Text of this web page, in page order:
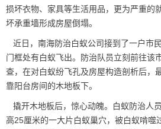
损坏衣物、家具等生活用品，更为严重的
坏承重墙形成房屋倒塌。
近日，南海防治白蚁公司接到了一户市
门框处有白蚁飞出。防治队员立刻前往该
查，在对白蚁纷飞孔及房屋构造剖析后，
靠阳台房间的木地板下。
撬开木地板后，惊心动魄。 白蚁防治人
高25厘米的一大片白蚁巢穴，被白蚁啃噬